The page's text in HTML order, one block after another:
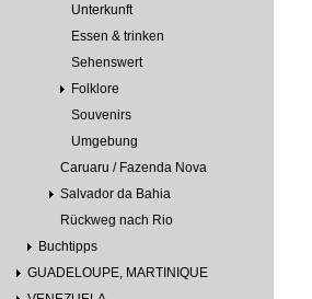
Unterkunft
Essen & trinken
Sehenswert
Folklore
Souvenirs
Umgebung
Caruaru / Fazenda Nova
Salvador da Bahia
Rückweg nach Rio
Buchtipps
GUADELOUPE, MARTINIQUE